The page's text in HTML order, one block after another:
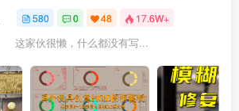
580 0 48 17.6W+
这家伙很懒，什么都没有写...